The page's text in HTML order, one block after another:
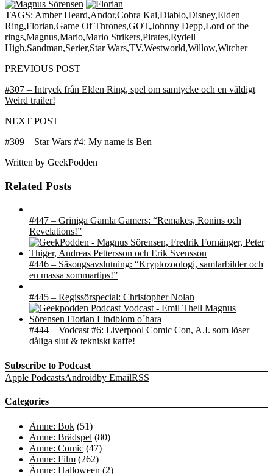
TAGS: Amber Heard,Andor,Cobra Kai,Diablo,Disney,Elden
Ring,Florian,Game Of Thrones,GOT,Johnny Depp,Lord of the
rings,Magnus,Mario,Mario Strikers,Pirates,Rydell
High,Sandman,Serier,Star Wars,TV,Westworld,Willow,Witcher
PREVIOUS POST
#307 – Intryck från Elden Ring, spel om samtycke och en väldigt
Weird trailer!
NEXT POST
#309 – Star Wars #4: My name is Ben
Written by GeekPodden
Related Posts
#447 – Griniga Gamla Gamers: “Remakes, Ronins och
Revelations!”
#446 – Säsongsavslutning: “Kryptozoologi, samlarbilder och
en massa sommartips!”
#445 – Regissörspecial: Christopher Nolan
#444 – Vodcast #6: Liverpool Comic Con, A.I. som löser
dåliga slut & tekniskt kaffe!
Subscribe to Podcast
Apple PodcastsAndroidby EmailRSS
Categories
Ämne: Bok (51)
Ämne: Brädspel (80)
Ämne: Comic (47)
Ämne: Film (262)
Ämne: Halloween (2)